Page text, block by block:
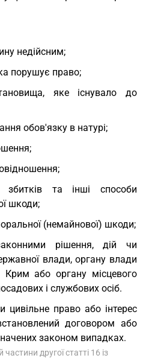
недійсним;
порушує право;
яке існувало до
обов'язку в натурі;
збитків та інші способи
шкоди;
(немайнової) шкоди;
рішення, дій чи
влади, органу влади
Крим або органу місцевого
і службових осіб.
цивільне право або інтерес
договором або
законом випадках.
другої статті 16 із